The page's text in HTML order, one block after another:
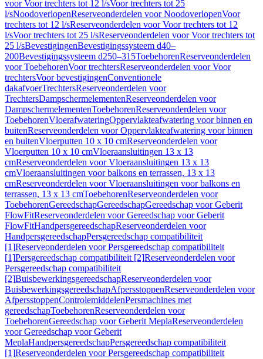
voor Voor trechters tot 12 l/sVoor trechters tot 25
l/sNoodoverlopenReserveonderdelen voor NoodoverlopenVoor
trechters tot 12 l/sReserveonderdelen voor Voor trechters tot 12
l/sVoor trechters tot 25 l/sReserveonderdelen voor Voor trechters tot
25 l/sBevestigingenBevestigingssysteem d40–
200Bevestigingssysteem d250–315ToebehorenReserveonderdelen
voor ToebehorenVoor trechtersReserveonderdelen voor Voor
trechtersVoor bevestigingenConventionele
dakafvoerTrechtersReserveonderdelen voor
TrechtersDampschermelementenReserveonderdelen voor
DampschermelementenToebehorenReserveonderdelen voor
ToebehorenVloerafwateringOppervlakteafwatering voor binnen en
buitenReserveonderdelen voor Oppervlakteafwatering voor binnen
en buitenVloerputten 10 x 10 cmReserveonderdelen voor
Vloerputten 10 x 10 cmVloeraansluitingen 13 x 13
cmReserveonderdelen voor Vloeraansluitingen 13 x 13
cmVloeraansluitingen voor balkons en terrassen, 13 x 13
cmReserveonderdelen voor Vloeraansluitingen voor balkons en
terrassen, 13 x 13 cmToebehorenReserveonderdelen voor
ToebehorenGereedschapGereedschapGereedschap voor Geberit
FlowFitReserveonderdelen voor Gereedschap voor Geberit
FlowFitHandpersgereedschapReserveonderdelen voor
HandpersgereedschapPersgereedschap compatibiliteit
[1]Reserveonderdelen voor Persgereedschap compatibiliteit
[1]Persgereedschap compatibiliteit [2]Reserveonderdelen voor
Persgereedschap compatibiliteit
[2]BuisbewerkingsgereedschapReserveonderdelen voor
BuisbewerkingsgereedschapAfpersstoppenReserveonderdelen voor
AfpersstoppenControlemiddelenPersmachines met
gereedschapToebehorenReserveonderdelen voor
ToebehorenGereedschap voor Geberit MeplaReserveonderdelen
voor Gereedschap voor Geberit
MeplaHandpersgereedschapPersgereedschap compatibiliteit
[1]Reserveonderdelen voor Persgereedschap compatibiliteit